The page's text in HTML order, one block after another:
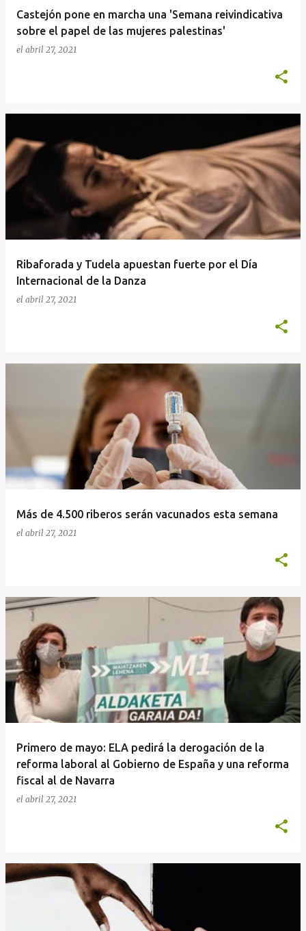
Castejón pone en marcha una 'Semana reivindicativa
sobre el papel de las mujeres palestinas'
el abril 27, 2021
Ribaforada y Tudela apuestan fuerte por el Día
Internacional de la Danza
el abril 27, 2021
Más de 4.500 riberos serán vacunados esta semana
el abril 27, 2021
Primero de mayo: ELA pedirá la derogación de la
reforma laboral al Gobierno de España y una reforma
fiscal al de Navarra
el abril 27, 2021